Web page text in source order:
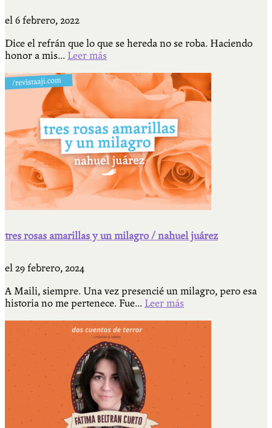
el 6 febrero, 2022
Dice el refrán que lo que se hereda no se roba. Haciendo
honor a mis... Leer más
tres rosas amarillas y un milagro / nahuel juárez
el 29 febrero, 2024
A Maili, siempre. Una vez presencié un milagro, pero esa
historia no me pertenece. Fue... Leer más